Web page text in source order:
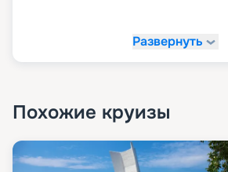
Развернуть
Похожие круизы